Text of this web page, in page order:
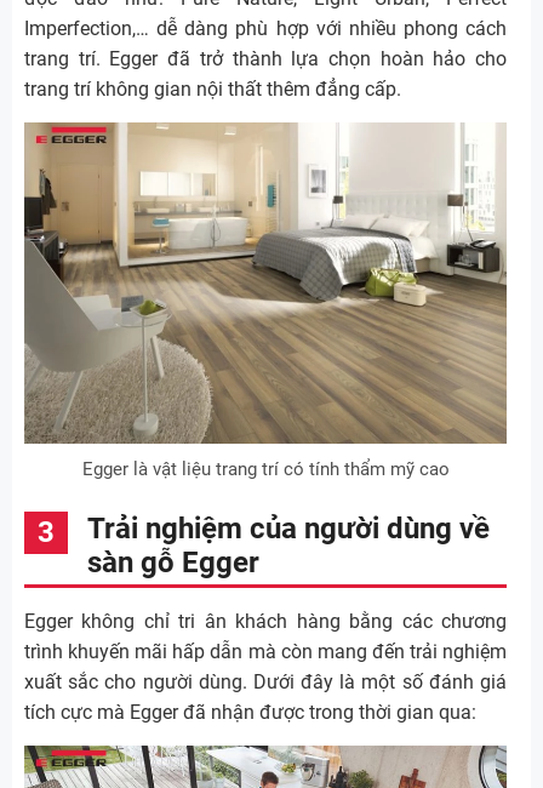
Imperfection,… dễ dàng phù hợp với nhiều phong cách
trang trí. Egger đã trở thành lựa chọn hoàn hảo cho
trang trí không gian nội thất thêm đẳng cấp.
Egger là vật liệu trang trí có tính thẩm mỹ cao
Trải nghiệm của người dùng về
sàn gỗ Egger
Egger không chỉ tri ân khách hàng bằng các chương
trình khuyến mãi hấp dẫn mà còn mang đến trải nghiệm
xuất sắc cho người dùng. Dưới đây là một số đánh giá
tích cực mà Egger đã nhận được trong thời gian qua: